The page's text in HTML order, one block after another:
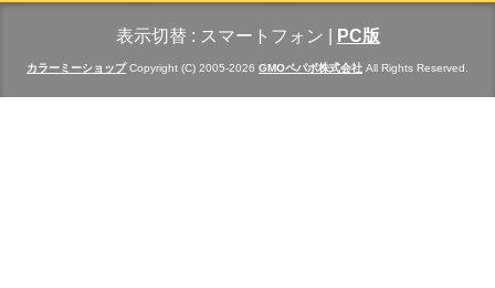
表示切替 : スマートフォン PC版
カラーミーショップCopyright (C) 2005-2026 GMOペパボ株式会社 All Rights Reserved.